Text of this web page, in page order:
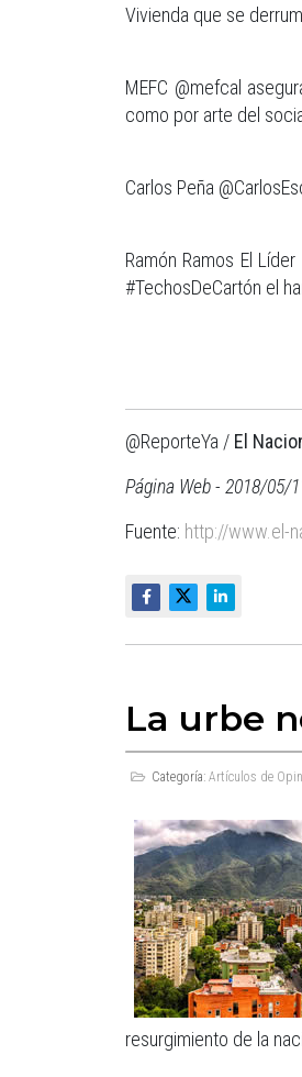
Vivienda que se
MEFC @mefcal
como por arte del
Carlos Peña
Ramón Ramos El
#TechosDeCartón el
@ReporteYa / El
Página Web - 2018/05/
Fuente: http://www.el-
La urbe
Categoría: Artículos de
resurgimiento de la